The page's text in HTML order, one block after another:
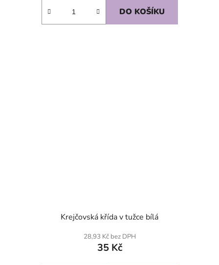
DO KOŠÍKU
Krejčovská křída v tužce bílá
28,93 Kč bez DPH
35 Kč